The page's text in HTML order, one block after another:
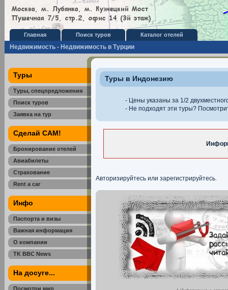
Главная Поиск туров Каталог отелей
Недвижимость - Недвижимость в Турции
Туры
Туры, спецпредложения
Поиск туров
Заявка на тур
Сделай САМ!
Бронирование отелей
Авиабилеты
Страхование
Rent a car
Инфо
Паспорта и визы
Важная информация
О компании
TK BBC News
На досуге...
Посмотри мир
Туры в Индонезию
- Цены указаны за 1/2
- Не подходят эти туры?
Авторизируйтесь или зарегистрируйтесь.